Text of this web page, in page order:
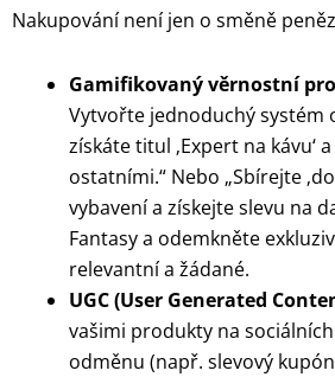
Nakupování není jen o směně
Gamifikovaný věrnostní
Vytvořte jednoduchý systém
získáte titul ‚Expert na
ostatními.“ Nebo „Sbírejte
vybavení a získejte slevu na
Fantasy a odemkněte
relevantní a žádané.
UGC (User Generated
vašimi produkty na
odměnu (např. slevový